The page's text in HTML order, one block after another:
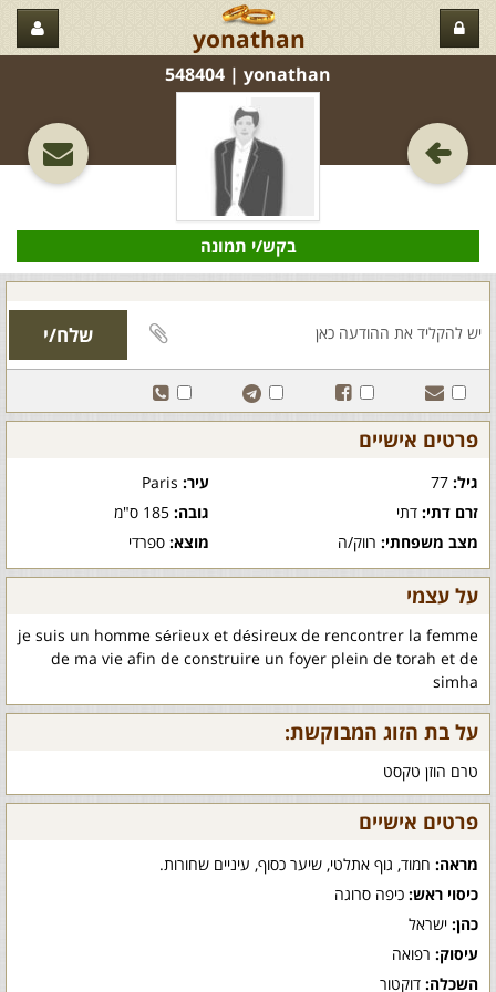
yonathan
yonathan‏ | 548404
בקש/י תמונה
פרטים אישיים
גיל: עיר:Paris
זרם דתי: דתי גובה:185 ס"מ
מצב משפחתי: רווק/ה מוצא:ספרדי
על עצמי
je suis un homme sérieux et désireux de rencontrer la femme
de ma vie afin de construire un foyer plein de torah et de
simha
על בת הזוג המבוקשת:
טרם הוזן טקסט
פרטים אישיים
מראה: חמוד, גוף אתלטי, שיער כסוף, עיניים שחורות.
כיסוי ראש: כיפה סרוגה
כהן: ישראל
עיסוק: רפואה
השכלה: דוקטור